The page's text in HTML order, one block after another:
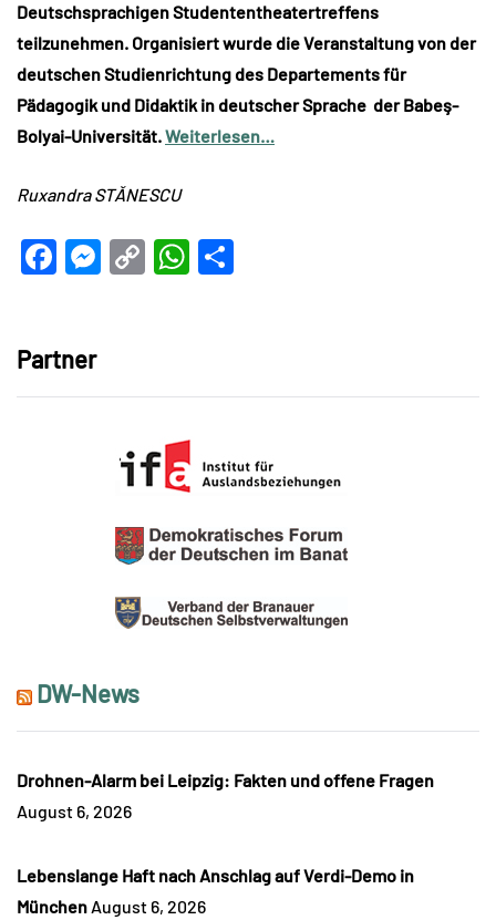
Deutschsprachigen Studententheatertreffens
teilzunehmen. Organisiert wurde die Veranstaltung von der
deutschen Studienrichtung des Departements für
Pädagogik und Didaktik in deutscher Sprache der Babeş-
Bolyai-Universität.Weiterlesen…
Ruxandra STĂNESCU
Facebook
Messenger
CopyWhatsApp
Partner
DW-News
Drohnen-Alarm bei Leipzig: Fakten und offene Fragen
August 6, 2026
Lebenslange Haft nach Anschlag auf Verdi-Demo in
München August 6, 2026